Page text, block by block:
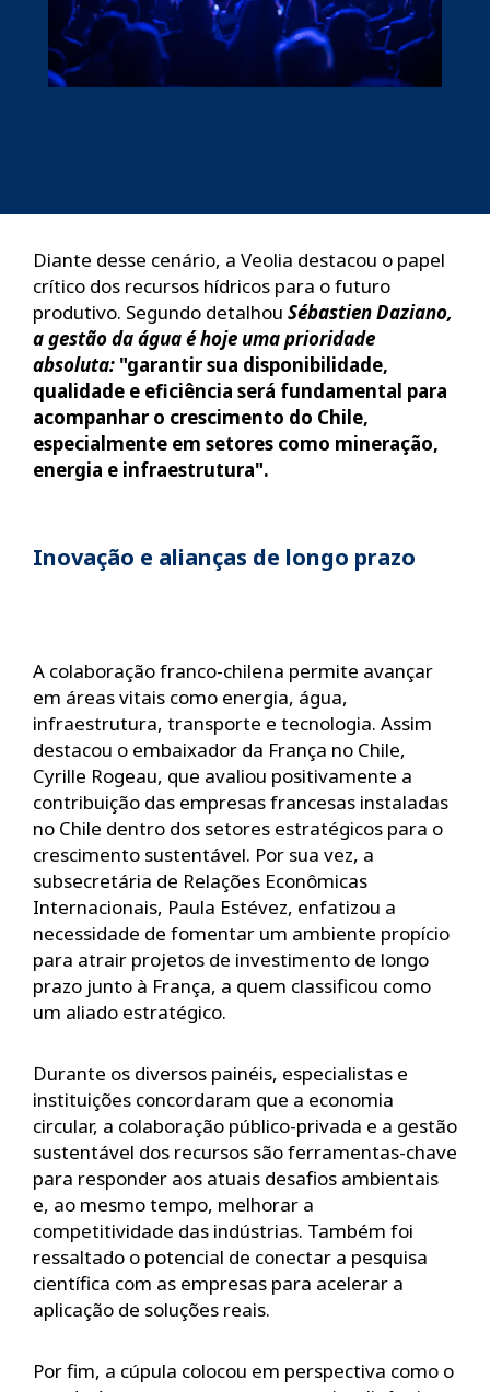
Diante desse cenário, a Veolia destacou o papel
crítico dos recursos hídricos para o futuro
produtivo. Segundo detalhou Sébastien Daziano,
a gestão da água é hoje uma prioridade
absoluta: "garantir sua disponibilidade,
qualidade e eficiência será fundamental para
acompanhar o crescimento do Chile,
especialmente em setores como mineração,
energia e infraestrutura".
Inovação e alianças de longo prazo
A colaboração franco-chilena permite avançar
em áreas vitais como energia, água,
infraestrutura, transporte e tecnologia. Assim
destacou o embaixador da França no Chile,
Cyrille Rogeau, que avaliou positivamente a
contribuição das empresas francesas instaladas
no Chile dentro dos setores estratégicos para o
crescimento sustentável. Por sua vez, a
subsecretária de Relações Econômicas
Internacionais, Paula Estévez, enfatizou a
necessidade de fomentar um ambiente propício
para atrair projetos de investimento de longo
prazo junto à França, a quem classificou como
um aliado estratégico.
Durante os diversos painéis, especialistas e
instituições concordaram que a economia
circular, a colaboração público-privada e a gestão
sustentável dos recursos são ferramentas-chave
para responder aos atuais desafios ambientais
e, ao mesmo tempo, melhorar a
competitividade das indústrias. Também foi
ressaltado o potencial de conectar a pesquisa
científica com as empresas para acelerar a
aplicação de soluções reais.
Por fim, a cúpula colocou em perspectiva como o